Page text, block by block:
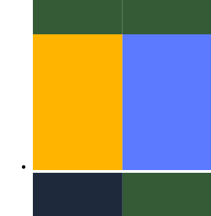
एल्गोरिदम और डेटा संरचनाएं